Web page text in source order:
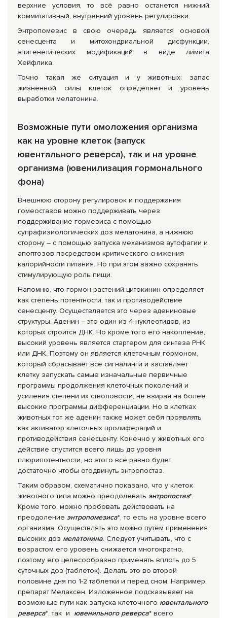
верхние условия, то всё равно останется нижний
коммитативный, внутренний уровень регулировки.
Энтропомезис в свою очередь является основой
сенесцента и митохондриальной дисфункции,
эпигенетических модификаций в виде лимита
Хейфлика.
Точно такая же ситуация и у животных: запас
жизненной силы клеток определяет и уровень
выработки мелатонина.
Возможные пути омоложения организма
как на уровне клеток (запуск
ювентального реверса), так и на уровне
организма (ювенилизация гормонального
фона)
Внешнюю сторону регулировок и поддержания
гомеостазов можно поддерживать через
поддерживание гормезиса с помощью
супрафизиологических доз мелатонина, а нижнюю
сторону – с помощью запуска механизмов аутофагии и
апоптозов посредством критического снижения
калорийности питания. Но при этом важно сохранять
стимулирующую роль пищи.
Напомню, что гормон растений цитокинин определяет
как степень потентности, так и противодействие
сенесценту. Осуществляется это через адениновые
структуры. Аденин – это один из 4 нуклеотидов, из
которых строится ДНК. Но кроме того его накопление,
высокий уровень является стартером для синтеза РНК
или ДНК. Поэтому он является клеточным гормоном,
который сбрасывает все сигналинги и заставляет
клетку запускать самые изначальные первичные
программы продолжения клеточных поколений и
усиления степени их стволовости, не взирая на более
высокие программы дифференциации. Но в клетках
животных тот же аденин также может себя проявлять
как активатор клеточных пролифераций и
противодействия сенесценту. Конечно у животных его
действие спустится всего лишь до уровня
плюрипотентности, но этого всё равно будет
достаточно чтобы отодвинуть энтропостаз.
Таким образом, схематично показано, что у клеток
животного типа можно преодолевать энтропостаз*.
Кроме того, можно пробовать действовать на
преодоление энтропомезиса*, то есть на уровне всего
организма. Осуществлять это можно путём применения
высоких доз мелатонина. Следует учитывать, что с
возрастом его уровень снижается многократно,
поэтому его целесообразно применять вплоть до 5
суточных доз (таблеток). Делать это во второй
половине дня по 1-2 таблетки и перед сном. Например
препарат Мелаксен. Изложенное подсказывает на
возможные пути как запуска клеточного ювентального
реверса*, так и ювенильного реверса* всего